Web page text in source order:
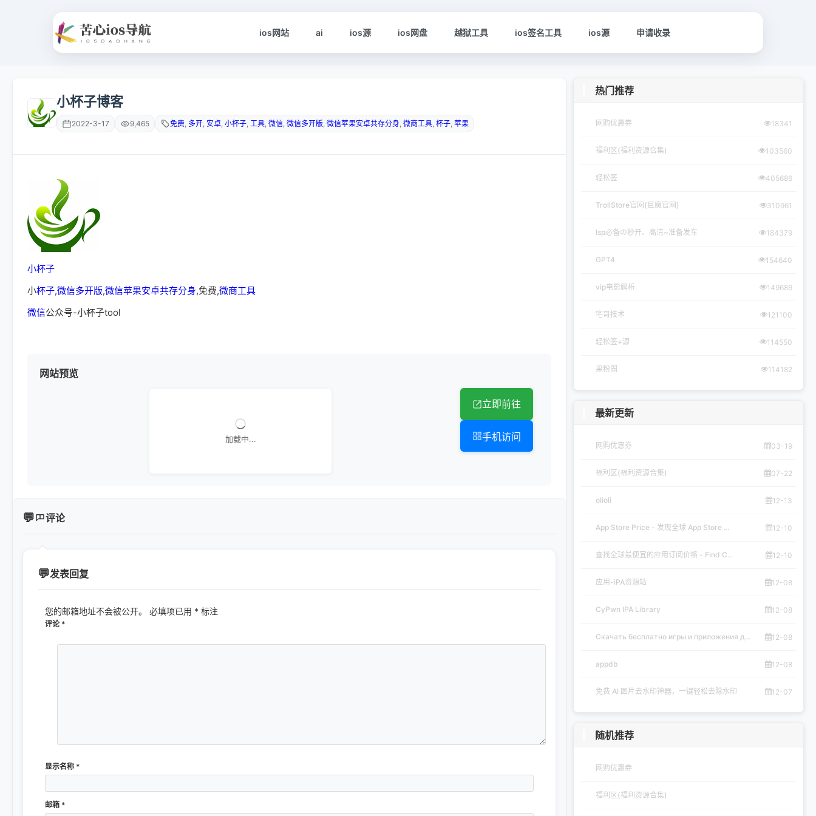
ios网站 ai ios源 ios网盘 越狱工具 ios签名工具 ios源 申请收录
小杯子博客
2022-3-17 9,465 免费, 多开, 安卓, 小杯子, 工具, 微信, 微信多开版, 微信苹果安卓共存分身, 微商工具, 杯子, 苹果
小杯子
小杯子,微信多开版,微信苹果安卓共存分身,免费,微商工具
微信公众号-小杯子tool
网站预览
加载中...
立即前往
手机访问
评论
发表回复
您的邮箱地址不会被公开。 必填项已用 * 标注
评论 *
显示名称 *
邮箱 *
热门推荐
网购优惠券 18341
福利区(福利资源合集) 103560
轻松签 405686
TrollStore官网(巨魔官网) 310961
lsp必备の秒开、高清~准备发车 184379
GPT4 154640
vip电影解析 149686
宅哥技术 121100
轻松签+源 114550
果粉圈 114182
最新更新
网购优惠券 03-19
福利区(福利资源合集) 07-22
olioli 12-13
App Store Price - 发现全球 App Store ... 12-10
查找全球最便宜的应用订阅价格 - Find C... 12-10
应用-iPA资源站 12-08
CyPwn IPA Library 12-08
Скачать бесплатно игры и приложения д... 12-08
appdb 12-08
免费 AI 图片去水印神器，一键轻松去除水印 12-07
随机推荐
网购优惠券
福利区(福利资源合集)